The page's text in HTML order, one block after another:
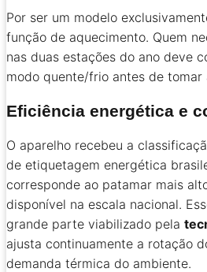
Por ser um modelo
função de aquecimento. Quem
nas duas estações do ano deve
modo quente/frio antes de tomar
Eficiência energética e
O aparelho recebeu a
de etiquetagem energética
corresponde ao patamar mais
disponível na escala nacional.
grande parte viabilizado pela
ajusta continuamente a rotação
demanda térmica do ambiente.